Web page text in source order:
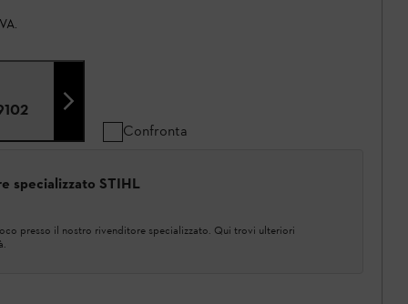
Confronta
specializzato STIHL
presso il nostro rivenditore specializzato. Qui trovi ulteriori